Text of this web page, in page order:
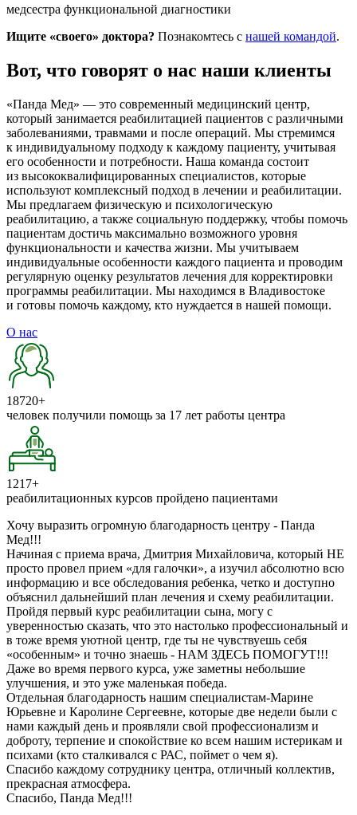
медсестра функциональной диагностики
Ищите «своего» доктора? Познакомтесь с нашей командой.
Вот, что говорят о нас наши клиенты
«Панда Мед» — это современный медицинский центр,
который занимается реабилитацией пациентов с различными
заболеваниями, травмами и после операций. Мы стремимся
к индивидуальному подходу к каждому пациенту, учитывая
его особенности и потребности. Наша команда состоит
из высококвалифицированных специалистов, которые
используют комплексный подход в лечении и реабилитации.
Мы предлагаем физическую и психологическую
реабилитацию, а также социальную поддержку, чтобы помочь
пациентам достичь максимально возможного уровня
функциональности и качества жизни. Мы учитываем
индивидуальные особенности каждого пациента и проводим
регулярную оценку результатов лечения для корректировки
программы реабилитации. Мы находимся в Владивостоке
и готовы помочь каждому, кто нуждается в нашей помощи.
О нас
18720+
человек получили помощь за 17 лет работы центра
1217+
реабилитационных курсов пройдено пациентами
Хочу выразить огромную благодарность центру - Панда
Мед!!!
Начиная с приема врача, Дмитрия Михайловича, который НЕ
просто провел прием «для галочки», а изучил абсолютно всю
информацию и все обследования ребенка, четко и доступно
объяснил дальнейший план лечения и схему реабилитации.
Пройдя первый курс реабилитации сына, могу с
уверенностью сказать, что это настолько профессиональный и
в тоже время уютной центр, где ты не чувствуешь себя
«особенным» и точно знаешь - НАМ ЗДЕСЬ ПОМОГУТ!!!
Даже во время первого курса, уже заметны небольшие
улучшения, и это уже маленькая победа.
Отдельная благодарность нашим специалистам-Марине
Юрьевне и Каролине Сергеевне, которые две недели были с
нами каждый день и проявляли свой профессионализм и
доброту, терпение и спокойствие ко всем нашим истерикам и
психами (кто сталкивался с РАС, поймет о чем я).
Спасибо каждому сотруднику центра, отличный коллектив,
прекрасная атмосфера.
Спасибо, Панда Мед!!!